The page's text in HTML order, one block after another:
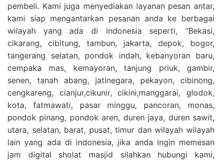
pembeli. Kami juga menyediakan layanan pesan antar,
kami siap mengantarkan pesanan anda ke berbagai
wilayah yang ada di indonesia seperti, “Bekasi,
cikarang, cibitung, tambun, jakarta, depok, bogor,
tangerang selatan, pondok indah, kebanyoran baru,
cempaka mas, kemayoran, tanjung priuk, gambir,
senen, tanah abang, jatinegara, pekayon, cibinong,
cengkareng, cianjur,cikunir, cikini,manggarai, glodok,
kota, fatmawati, pasar minggu, pancoran, monas,
pondok pinang, pondok aren, duren jaya, duren sawit,
utara, selatan, barat, pusat, timur dan wilayah wilayah
lain yang ada di indonesia, jika anda ingin memesan
jam digital sholat masjid silahkan hubungi kami,